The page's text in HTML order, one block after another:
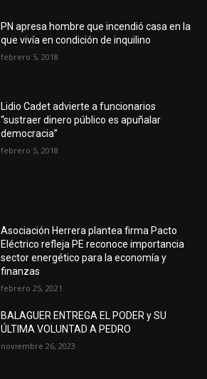
PN apresa hombre que incendió casa en la
que vivía en condición de inquilino
febrero 5, 2018
Lidio Cadet advierte a funcionarios
“sustraer dinero público es apuñalar
democracia”
febrero 5, 2018
Asociación Herrera plantea firma Pacto
Eléctrico refleja PE reconoce importancia
sector energético para la economía y
finanzas
febrero 25, 2021
BALAGUER ENTREGA EL PODER y SU
ÚLTIMA VOLUNTAD A PEDRO
noviembre 26, 2023